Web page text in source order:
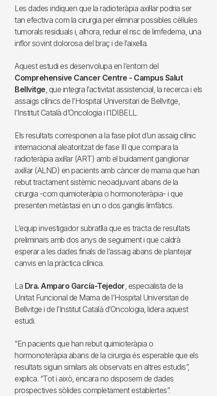
Les dades indiquen que la radioteràpia axil·lar podria ser
tan efectiva com la cirurgia per eliminar possibles cèl·lules
tumorals residuals i, alhora, reduir el risc de limfedema, una
inflor sovint dolorosa del braç i de l’aixella.
Aquest estudi es desenvolupa en l’entorn del
Comprehensive Cancer Centre - Campus Salut
Bellvitge, que integra l’activitat assistencial, la recerca i els
assaigs clínics de l’Hospital Universitari de Bellvitge,
l’Institut Català d’Oncologia i l’IDIBELL.
Els resultats corresponen a la fase pilot d’un assaig clínic
internacional aleatoritzat de fase III que compara la
radioteràpia axil·lar (ART) amb el buidament ganglionar
axil·lar (ALND) en pacients amb càncer de mama que han
rebut tractament sistèmic neoadjuvant abans de la
cirurgia -com quimioteràpia o hormonoteràpia- i que
presenten metàstasi en un o dos ganglis limfàtics.
L’equip investigador subratlla que es tracta de resultats
preliminars amb dos anys de seguiment i que caldrà
esperar a les dades finals de l’assaig abans de plantejar
canvis en la pràctica clínica.
La Dra. Amparo García-Tejedor, especialista de la
Unitat Funcional de Mama de l’Hospital Universitari de
Bellvitge i de l’Institut Català d’Oncologia, lidera aquest
estudi.
“En pacients que han rebut quimioteràpia o
hormonoteràpia abans de la cirurgia és esperable que els
resultats siguin similars als observats en altres estudis”,
explica. “Tot i això, encara no disposem de dades
prospectives sòlides completament establertes”.